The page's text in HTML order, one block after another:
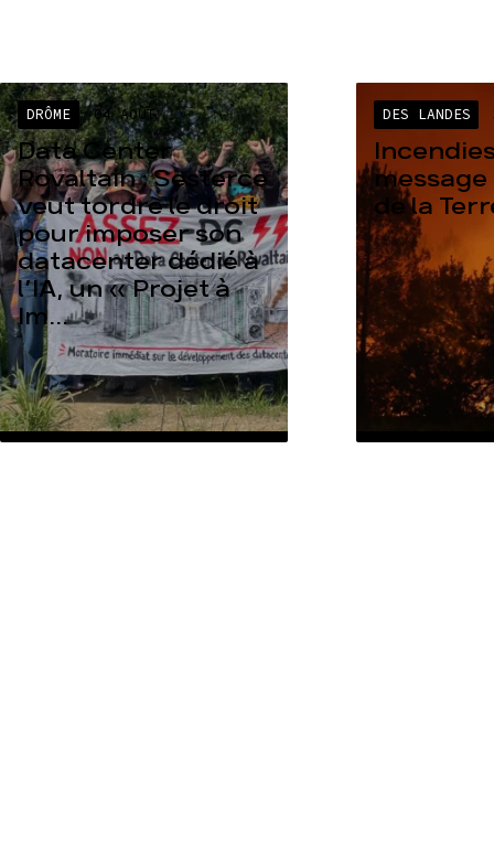
DRÔME 04 AOÛT
Data Center
Rovaltain : Sesterce
veut tordre le droit
pour imposer son
datacenter dédié à
l’IA, un « Projet à
Im...
DES LANDES
message
de la